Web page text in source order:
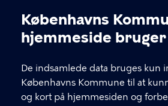
Københavns
hjemmeside
De indsamlede data bruges kun
Københavns Kommune til at
og kort på hjemmesiden og
Byens Sjæl